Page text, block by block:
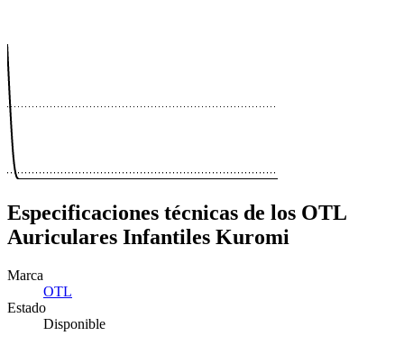
Especificaciones técnicas de los OTL
Auriculares Infantiles Kuromi
Marca
OTL
Estado
Disponible